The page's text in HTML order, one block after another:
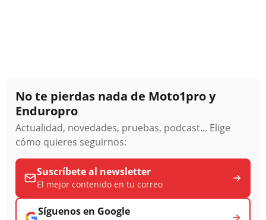
No te pierdas nada de Moto1pro y
Enduropro
Actualidad, novedades, pruebas, podcast... Elige
cómo quieres seguirnos:
Suscríbete al newsletter
El mejor contenido en tu correo
Síguenos en Google